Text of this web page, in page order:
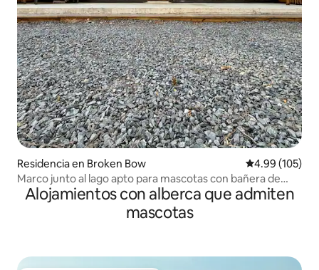
Residencia en Broken Bow Calificación
4.99 (105)
Marco junto al lago apto para mascotas con bañera de
hidromasaje y kayaks
Alojamientos con alberca que admiten
mascotas